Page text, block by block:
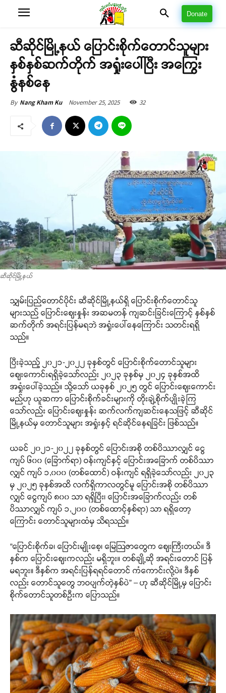
Donate
ဆီဆိုင်မြို့နယ် ပြောင်းစိုက်တောင်သူများ
နှစ်နှစ်ဆက်တိုက် အရှုံးပေါ်ပြီး အကြွေး
နွံနစ်နေ
By Nang Kham Ku November 25, 2025 32
ဆီဆိုင်မြို့နယ်
သျှမ်းပြည်တောင်ပိုင်း ဆီဆိုင်မြို့နယ်ရှိ ပြောင်းစိုက်တောင်သူ
များသည် ပြောင်းဈေးနှုန်း အဆမတန် ကျဆင်းခြင်းကြောင့် နှစ်နှစ်
ဆက်တိုက် အရင်းပြန်မရဘဲ အရှုံးပေါ်နေကြောင်း သတင်းရရှိ
သည်။
ပြီးခဲ့သည့် ၂၀၂၁-၂၀၂၂ ခုနှစ်တွင် ပြောင်းစိုက်တောင်သူများ
ဈေးကောင်းရရှိခဲ့သော်လည်း ၂၀၂၃ ခုနှစ်မှ ၂၀၂၄ ခုနှစ်အထိ
အရှုံးပေါ်ခဲ့သည်။ သို့သော် ယခုနှစ် ၂၀၂၅ တွင် ပြောင်းဈေးကောင်း
မည်ဟု ယူဆကာ ပြောင်းစိုက်ခင်းများကို တိုးချဲ့စိုက်ပျိုးခဲ့ကြ
သော်လည်း ပြောင်းဈေးနှုန်း ဆက်လက်ကျဆင်းနေသဖြင့် ဆီဆိုင်
မြို့နယ်မှ တောင်သူများ အရှုံးနှင့် ရင်ဆိုင်နေရခြင်း ဖြစ်သည်။
ယခင် ၂၀၂၁-၂၀၂၂ ခုနှစ်တွင် ပြောင်းအစို တစ်ပိဿာလျှင် ငွေ
ကျပ် ၆၀၀ (ခြောက်ရာ) ဝန်းကျင်နှင့် ပြောင်းအခြောက် တစ်ပိဿာ
လျှင် ကျပ် ၁,၀၀၀ (တစ်ထောင်) ဝန်းကျင် ရရှိခဲ့သော်လည်း ၂၀၂၃
မှ ၂၀၂၅ ခုနှစ်အထိ လက်ရှိကာလတွင်မူ ပြောင်းအစို တစ်ပိဿာ
လျှင် ငွေကျပ် ၈၀၀ သာ ရရှိပြီး၊ ပြောင်းအခြောက်လည်း တစ်
ပိဿာလျှင် ကျပ် ၁,၂၀၀ (တစ်ထောင့်နှစ်ရာ) သာ ရရှိတော့
ကြောင်း တောင်သူများထံမှ သိရသည်။
“ပြောင်းစိုက်ခ၊ ပြောင်းမျိုးစေ့၊ မြေဩဇာတွေက ဈေးကြီးတယ်။ ဒီ
နှစ်က ပြောင်းဈေးကလည်း မရှိဘူး။ တစ်ချို့ဆို အရင်းတောင် ပြန်
မရဘူး။ ဒီနှစ်က အရင်းပြန်ရရင်တောင် ကံကောင်းလို့ပဲ။ ဒီနှစ်
လည်း တောင်သူတွေ ဘဝပျက်တဲ့နှစ်ပဲ” – ဟု ဆီဆိုင်မြို့မှ ပြောင်း
စိုက်တောင်သူတစ်ဦးက ပြောသည်။